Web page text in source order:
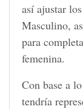
así ajustar
Masculino,
para
femenina.
Con base a
tendría